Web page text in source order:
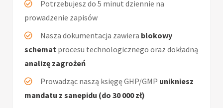
Potrzebujesz do 5 minut dziennie na
prowadzenie zapisów
Nasza dokumentacja zawiera blokowy
schemat procesu technologicznego oraz dokładną
analizę zagrożeń
Prowadząc naszą księgę GHP/GMP unikniesz
mandatu z sanepidu (do 30 000 zł)